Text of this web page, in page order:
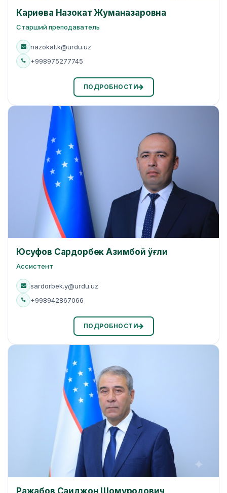
Кариева Назокат Жуманазаровна
Старший преподаватель
nazokat.k@urdu.uz
+998975277745
ПОДРОБНОСТИ
Юсуфов Сардорбек Азимбой ўғли
Ассистент
sardorbek.y@urdu.uz
+998942867066
ПОДРОБНОСТИ
Ражабов Саиджон Шомуродович